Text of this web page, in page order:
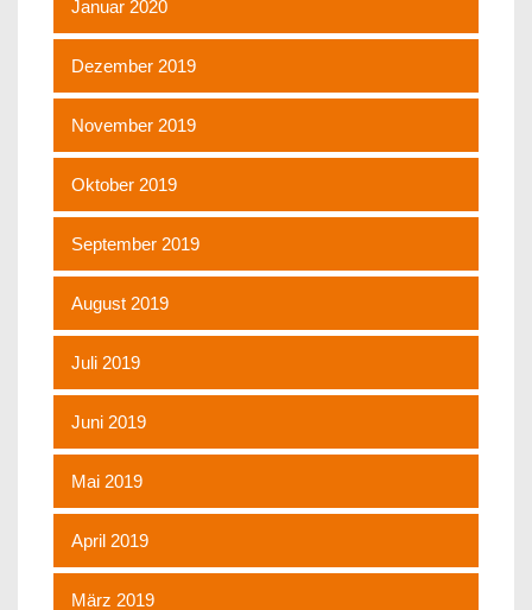
Januar 2020
Dezember 2019
November 2019
Oktober 2019
September 2019
August 2019
Juli 2019
Juni 2019
Mai 2019
April 2019
März 2019